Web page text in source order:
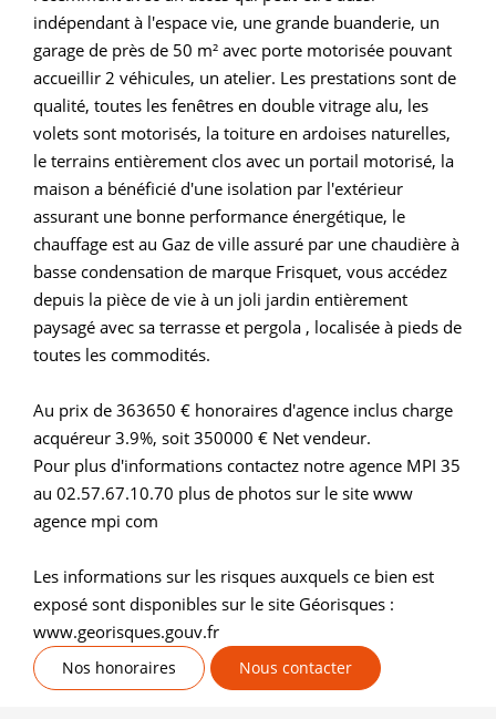
indépendant à l'espace vie, une grande buanderie, un
garage de près de 50 m² avec porte motorisée pouvant
accueillir 2 véhicules, un atelier. Les prestations sont de
qualité, toutes les fenêtres en double vitrage alu, les
volets sont motorisés, la toiture en ardoises naturelles,
le terrains entièrement clos avec un portail motorisé, la
maison a bénéficié d'une isolation par l'extérieur
assurant une bonne performance énergétique, le
chauffage est au Gaz de ville assuré par une chaudière à
basse condensation de marque Frisquet, vous accédez
depuis la pièce de vie à un joli jardin entièrement
paysagé avec sa terrasse et pergola , localisée à pieds de
toutes les commodités.
Au prix de 363650 € honoraires d'agence inclus charge
acquéreur 3.9%, soit 350000 € Net vendeur.
Pour plus d'informations contactez notre agence MPI 35
au 02.57.67.10.70 plus de photos sur le site www
agence mpi com
Les informations sur les risques auxquels ce bien est
exposé sont disponibles sur le site Géorisques :
www.georisques.gouv.fr
Nos honoraires Nous contacter